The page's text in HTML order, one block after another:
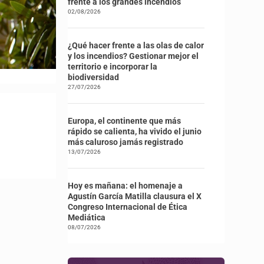
02/08/2026
¿Qué hacer frente a las olas de calor
y los incendios? Gestionar mejor el
territorio e incorporar la
biodiversidad
27/07/2026
Europa, el continente que más
rápido se calienta, ha vivido el junio
más caluroso jamás registrado
13/07/2026
Hoy es mañana: el homenaje a
Agustín García Matilla clausura el X
Congreso Internacional de Ética
Mediática
08/07/2026